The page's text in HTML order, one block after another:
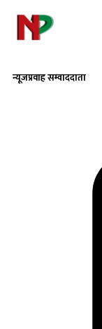
न्यूजप्रवाह सम्वाददाता